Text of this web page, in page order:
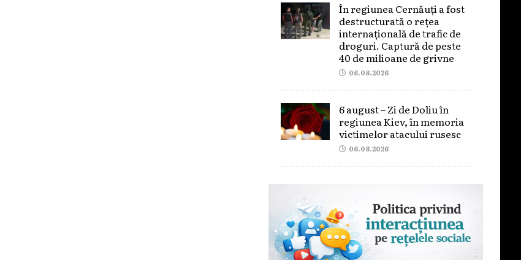
În regiunea Cernăuți a fost
destructurată o rețea
internațională de trafic de
droguri. Captură de peste
40 de milioane de grivne
06.08.2026
6 august – Zi de Doliu în
regiunea Kiev, în memoria
victimelor atacului rusesc
06.08.2026